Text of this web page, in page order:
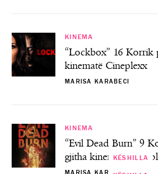
KINEMA
“Lockbox” 16 Korrik
kinematë Cineplexx
MARISA KARABECI
KINEMA
“Evil Dead Burn” 9
gjitha kinematë
MARISA KARABECI
TRAVEL
TRAVEL
KËSHILLA